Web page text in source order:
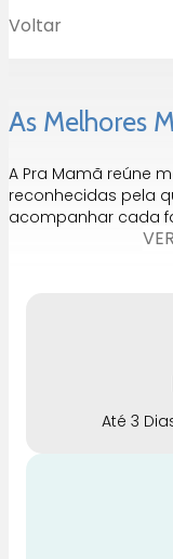
Voltar
As Melhores
A Pra Mamã reúne
reconhecidas pela
acompanhar cada
Até 3